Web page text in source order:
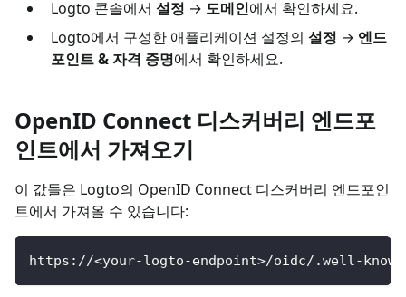
Logto 콘솔에서 설정 → 도메인에서 확인하세요.
Logto에서 구성한 애플리케이션 설정의 설정 → 엔드
포인트 & 자격 증명에서 확인하세요.
OpenID Connect 디스커버리 엔드포
인트에서 가져오기
이 값들은 Logto의 OpenID Connect 디스커버리 엔드포인
트에서 가져올 수 있습니다:
https://<your-logto-endpoint>/oidc/.well-